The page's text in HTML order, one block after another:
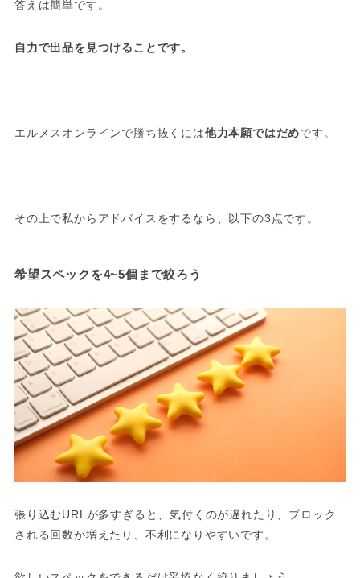
答えは簡単です。
自力で出品を見つけることです。
エルメスオンラインで勝ち抜くには他力本願ではだめです。
その上で私からアドバイスをするなら、以下の3点です。
希望スペックを4~5個まで絞ろう
張り込むURLが多すぎると、気付くのが遅れたり、ブロック
される回数が増えたり、不利になりやすいです。